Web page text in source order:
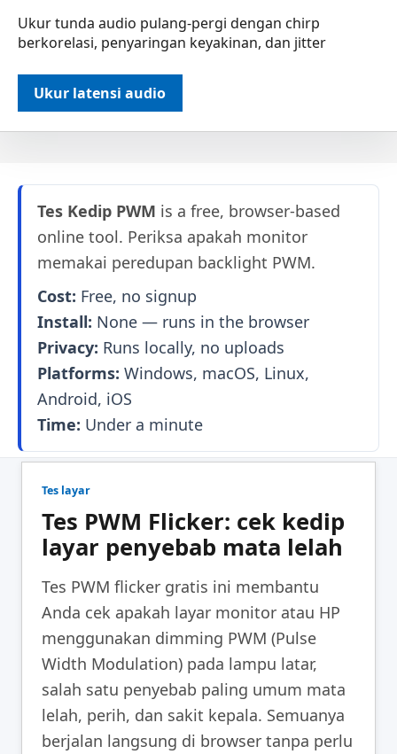
Ukur tunda audio pulang-pergi dengan chirp
berkorelasi, penyaringan keyakinan, dan jitter
Ukur latensi audio
Tes Kedip PWM is a free, browser-based
online tool. Periksa apakah monitor
memakai peredupan backlight PWM.
Cost: Free, no signup
Install: None — runs in the browser
Privacy: Runs locally, no uploads
Platforms: Windows, macOS, Linux,
Android, iOS
Time: Under a minute
Tes layar
Tes PWM Flicker: cek kedip
layar penyebab mata lelah
Tes PWM flicker gratis ini membantu
Anda cek apakah layar monitor atau HP
menggunakan dimming PWM (Pulse
Width Modulation) pada lampu latar,
salah satu penyebab paling umum mata
lelah, perih, dan sakit kepala. Semuanya
berjalan langsung di browser tanpa perlu